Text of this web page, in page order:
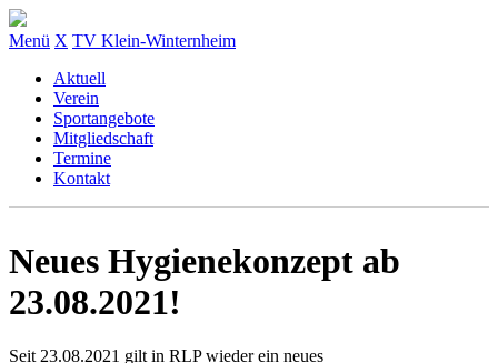
Menü X TV Klein-Winternheim
Aktuell
Verein
Sportangebote
Mitgliedschaft
Termine
Kontakt
Neues Hygienekonzept ab
23.08.2021!
Seit 23.08.2021 gilt in RLP wieder ein neues